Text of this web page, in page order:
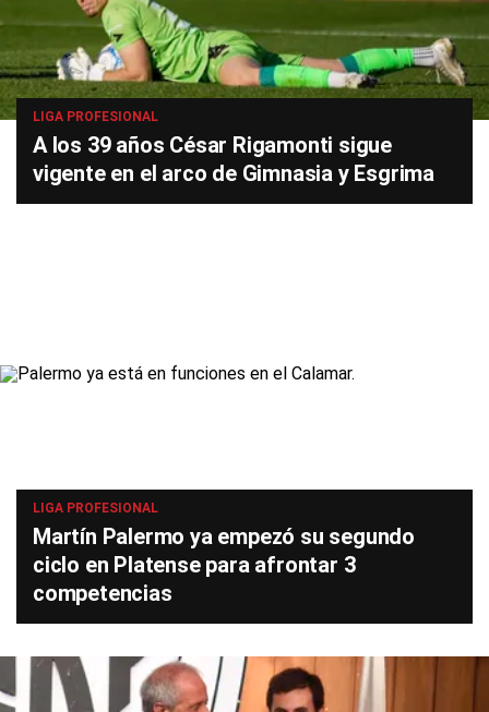
LIGA PROFESIONAL
A los 39 años César Rigamonti sigue
vigente en el arco de Gimnasia y Esgrima
LIGA PROFESIONAL
Martín Palermo ya empezó su segundo
ciclo en Platense para afrontar 3
competencias